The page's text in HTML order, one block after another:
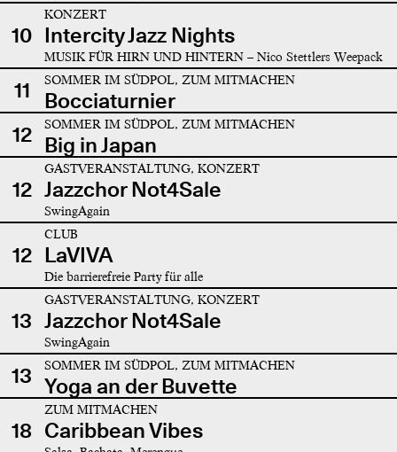
10
KONZERT
Intercity Jazz Nights
MUSIK FÜR HIRN UND HINTERN – Nico Stettlers Weepack
11 SOMMER IM SÜDPOL, ZUM MITMACHEN
Bocciaturnier
12
SOMMER IM SÜDPOL, ZUM MITMACHEN
Big in Japan
12
GASTVERANSTALTUNG, KONZERT
Jazzchor Not4Sale
SwingAgain
12
CLUB
LaVIVA
Die barrierefreie Party für alle
13
GASTVERANSTALTUNG, KONZERT
Jazzchor Not4Sale
SwingAgain
13 SOMMER IM SÜDPOL, ZUM MITMACHEN
Yoga an der Buvette
18
ZUM MITMACHEN
Caribbean Vibes